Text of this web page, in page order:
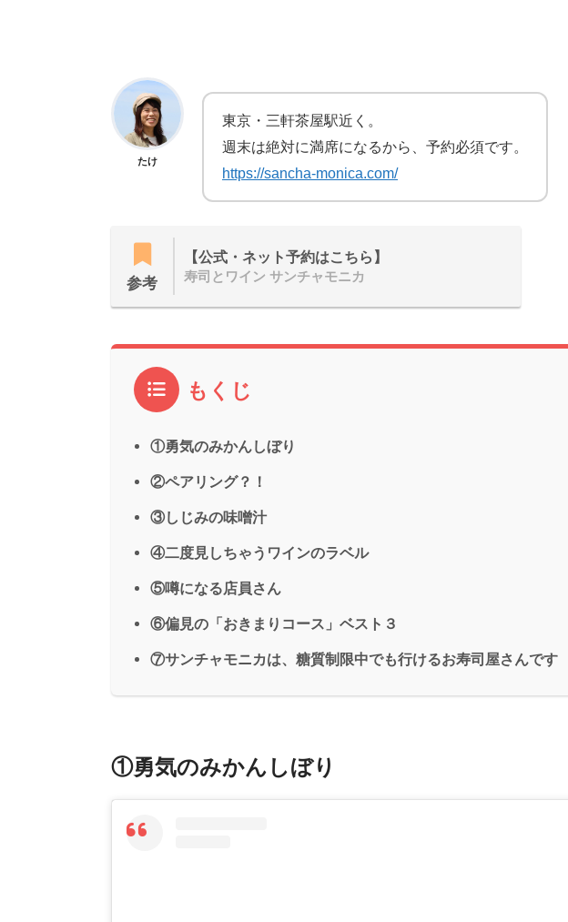
たけ
東京・三軒茶屋駅近く。
週末は絶対に満席になるから、予約必須です。
https://sancha-monica.com/
参考
【公式・ネット予約はこちら】
寿司とワイン サンチャモニカ
もくじ
①勇気のみかんしぼり
②ペアリング？！
③しじみの味噌汁
④二度見しちゃうワインのラベル
⑤噂になる店員さん
⑥偏見の「おきまりコース」ベスト３
⑦サンチャモニカは、糖質制限中でも行けるお寿司屋さんです
①勇気のみかんしぼり